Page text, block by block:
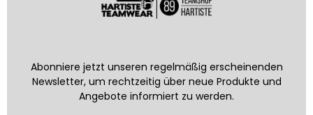
Abonniere jetzt unseren regelmäßig erscheinenden
Newsletter, um rechtzeitig über neue Produkte und
Angebote informiert zu werden.